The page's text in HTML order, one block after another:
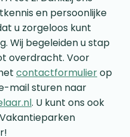
en persoonlijke
u zorgeloos kunt
Wij begeleiden u stap
overdracht. Voor
contactformulierop
mail sturen naar
. U kunt ons ook